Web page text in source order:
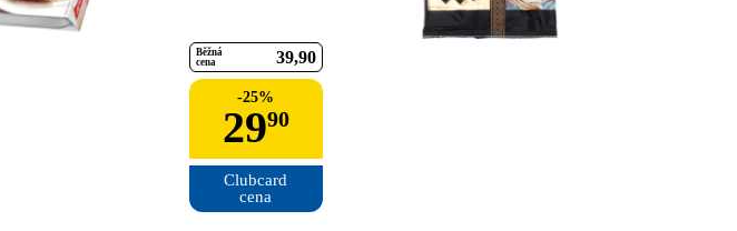
Běžná
cena
39 90
-25%
2990
Clubcard
cena